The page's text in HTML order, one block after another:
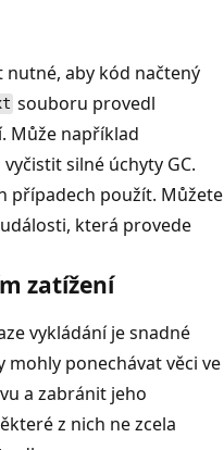
aby kód načtený
souboru provedl
Může například
silné úchyty GC.
případech použít. Můžete
která provede
zatížení
vykládání je snadné
ponechávat věci ve
a zabránit jeho
z nich ne zcela